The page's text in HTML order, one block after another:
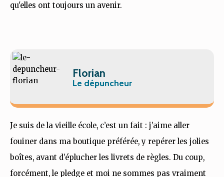
qu'elles ont toujours un avenir.
Florian
Le dépuncheur
Je suis de la vieille école, c’est un fait : j’aime aller
fouiner dans ma boutique préférée, y repérer les jolies
boîtes, avant d’éplucher les livrets de règles. Du coup,
forcément, le pledge et moi ne sommes pas vraiment